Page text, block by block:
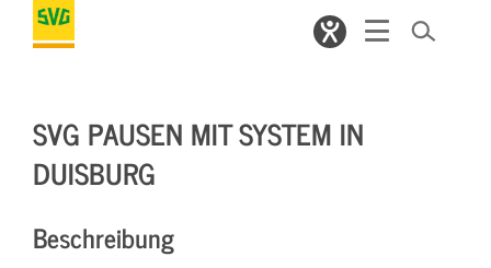
SVG PAUSEN MIT SYSTEM IN
DUISBURG
Beschreibung